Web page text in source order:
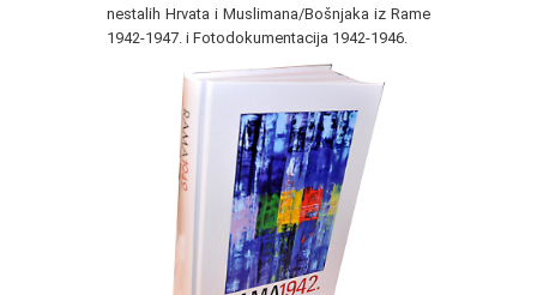
nestalih Hrvata i Muslimana/Bošnjaka iz Rame
1942-1947. i Fotodokumentacija 1942-1946.